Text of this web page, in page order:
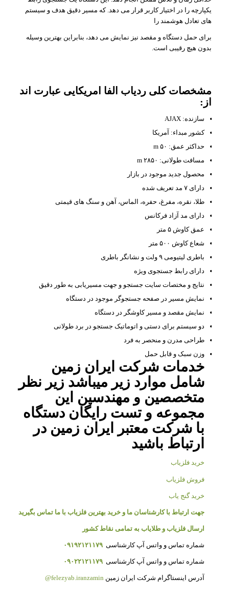
یکپارچه را در اختیار کاربر قرار می دهد. که مسیر دقیق هدف و سیستم
های تعادل هوشمند را
برای حمل دستگاه و مقصد نیز نمایش می دهد، بنابراین بهترین وسیله
بدون هیچ رقیبی است.
مشخصات کلی ردیاب الفا امریکایی عبارت اند
از:
سازنده: AJAX
کشور مبداء: آمریکا
حداکثر عمق: ۵۰ m
مسافت طولانی: ۲۸۵۰ m
محصول جدید موجود در بازار
دارای ۷ مد تعریف شده
طلا، نقره، مفرغ، حفره، الماس، آهن و سنگ های قیمتی
دارای مد آزاد فرکانس
عمق کاوش ۵ متر
شعاع کاوش ۵۰۰ متر
باطری لیتیومی ۹ ولت و نشانگر باطری
دارای رابط جستجوی ویژه
نتایج و مختصات سایت جستجو و جهت مسیریابی به طور دقیق
نمایش مسیر در صفحه جستجوگر موجود در دستگاه
نمایش مقصد و مسیر کاوشگر در دستگاه
دو سیستم برای دستی و اتوماتیک جستجو در برد طولانی
طراحی مدرن و منحصر به فرد
وزن سبک و قابل حمل
خدمات شرکت ایران زمین
شامل موارد زیر میباشد زیر نظر
متخصصین و مهندسین این
مجموعه و تست رایگان دستگاه
با شرکت معتبر ایران زمین در
ارتباط باشید
خرید فلزیاب
فروش فلزیاب
خرید گنج یاب
جهت ارتباط با کارشناسان ما و خرید بهترین فلزیاب با ما تماس بگیرید
ارسال فلزیاب و طلایاب به تمامی نقاط کشور
شماره تماس و واتس آپ کارشناسی ۰۹۱۹۲۱۲۱۱۷۹
شماره تماس و واتس آپ کارشناسی ۰۹۰۲۲۱۲۱۱۷۹
آدرس اینستاگرام شرکت ایران زمین felezyab.iranzamin@